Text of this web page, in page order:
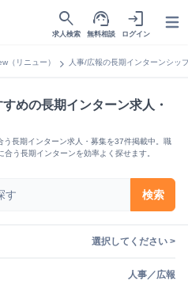
search
求人検索
support_agent
無料相談
login
ログイン
（リニュー） chevron_right 人事/広報の長期インターンシッ
めの長期インターン求人・
う長期インターン求人・募集を37件掲載中。職
う長期インターンを効率よく探せます。
検索
選択してください >
人事／広報